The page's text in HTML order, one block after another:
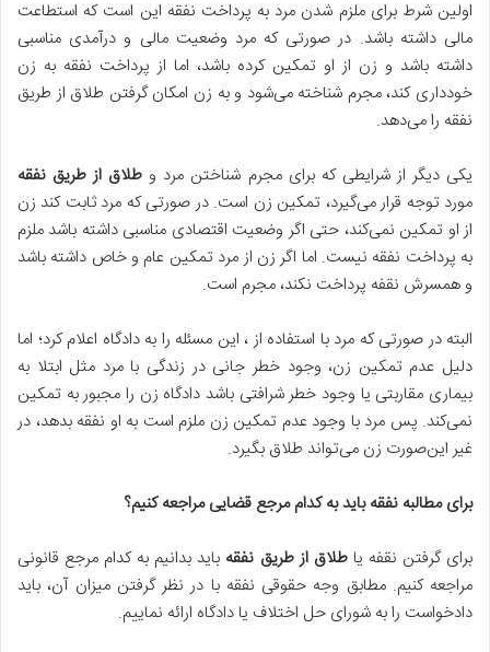
اولین شرط برای ملزم شدن مرد به پرداخت نفقه این است که استطاعت
مالی داشته باشد. در صورتی که مرد وضعیت مالی و درآمدی مناسبی
داشته باشد و زن از او تمکین کرده باشد، اما از پرداخت نفقه به زن
خودداری کند، مجرم شناخته می‌شود و به زن امکان گرفتن طلاق از طریق
نفقه را می‌دهد.
یکی دیگر از شرایطی که برای مجرم شناختن مرد و طلاق از طریق نفقه
مورد توجه قرار می‌گیرد، تمکین زن است. در صورتی که مرد ثابت کند زن
از او تمکین نمی‌کند، حتی اگر وضعیت اقتصادی مناسبی داشته باشد ملزم
به پرداخت نفقه نیست. اما اگر زن از مرد تمکین عام و خاص داشته باشد
و همسرش نقفه پرداخت نکند، مجرم است.
البته در صورتی که مرد با استفاده از ، این مسئله را به دادگاه اعلام کرد؛ اما
دلیل عدم تمکین زن، وجود خطر جانی در زندگی با مرد مثل ابتلا به
بیماری مقاربتی یا وجود خطر شرافتی باشد دادگاه زن را مجبور به تمکین
نمی‌کند. پس مرد با وجود عدم تمکین زن ملزم است به او نفقه بدهد، در
غیر این‌صورت زن می‌تواند طلاق بگیرد.
برای مطالبه نفقه باید به کدام مرجع قضایی مراجعه کنیم؟
برای گرفتن نقفه یاطلاق از طریق نفقه باید بدانیم به کدام مرجع قانونی
مراجعه کنیم. مطابق وجه حقوقی نفقه با در نظر گرفتن میزان آن، باید
دادخواست را به شورای حل اختلاف یا دادگاه ارائه نماییم.